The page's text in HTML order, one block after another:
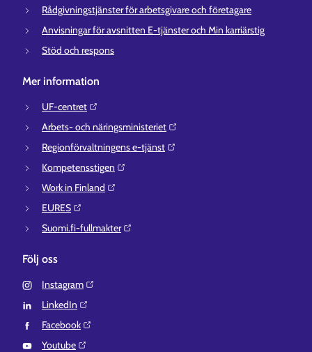
Rådgivningstjänster för arbetsgivare och företagare
Anvisningar för avsnitten E-tjänster och Min karriärstig
Stöd och respons
Mer information
UF-centret⁠
Arbets- och näringsministeriet⁠
Regionförvaltningens e-tjänst⁠
Kompetensstigen⁠
Work in Finland⁠
EURES⁠
Suomi.fi-fullmakter⁠
Följ oss
Instagram⁠
LinkedIn⁠
Facebook⁠
Youtube⁠